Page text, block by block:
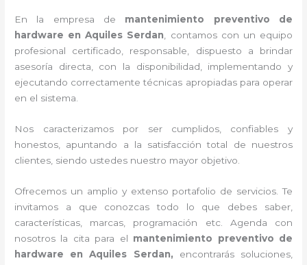
En la empresa de mantenimiento preventivo de
hardware en Aquiles Serdan , contamos con un equipo
profesional certificado, responsable, dispuesto a brindar
asesoría directa, con la disponibilidad, implementando y
ejecutando correctamente técnicas apropiadas para operar
en el sistema.
Nos caracterizamos por ser cumplidos, confiables y
honestos, apuntando a la satisfacción total de nuestros
clientes, siendo ustedes nuestro mayor objetivo.
Ofrecemos un amplio y extenso portafolio de servicios. Te
invitamos a que conozcas todo lo que debes saber,
características, marcas, programación etc. Agenda con
nosotros la cita para el mantenimiento preventivo de
hardware en Aquiles Serdan, encontrarás soluciones,